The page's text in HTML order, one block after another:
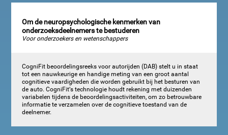
Om de neuropsychologische kenmerken van
onderzoeksdeelnemers te bestuderen
Voor onderzoekers en wetenschappers
CogniFit beoordelingsreeks voor autorijden (DAB) stelt u in staat
tot een nauwkeurige en handige meting van een groot aantal
cognitieve vaardigheden die worden gebruikt bij het besturen van
de auto. CogniFit‘s technologie houdt rekening met duizenden
variabelen tijdens de beoordelingsactiviteiten, om zo betrouwbare
informatie te verzamelen over de cognitieve toestand van de
deelnemer.